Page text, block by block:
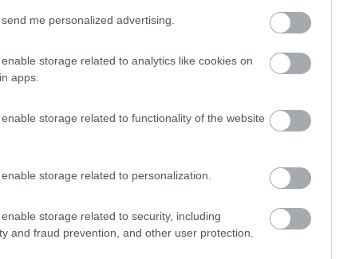
me personalized advertising.
storage related to analytics like cookies on
apps.
storage related to functionality of the website
storage related to personalization.
storage related to security, including
and fraud prevention, and other user protection.
i dvx...
questo è invece a LED, a vedere si vede bene ma l'audio
carta, scart, cuffia, video etc... etc.. La cosa che più mi